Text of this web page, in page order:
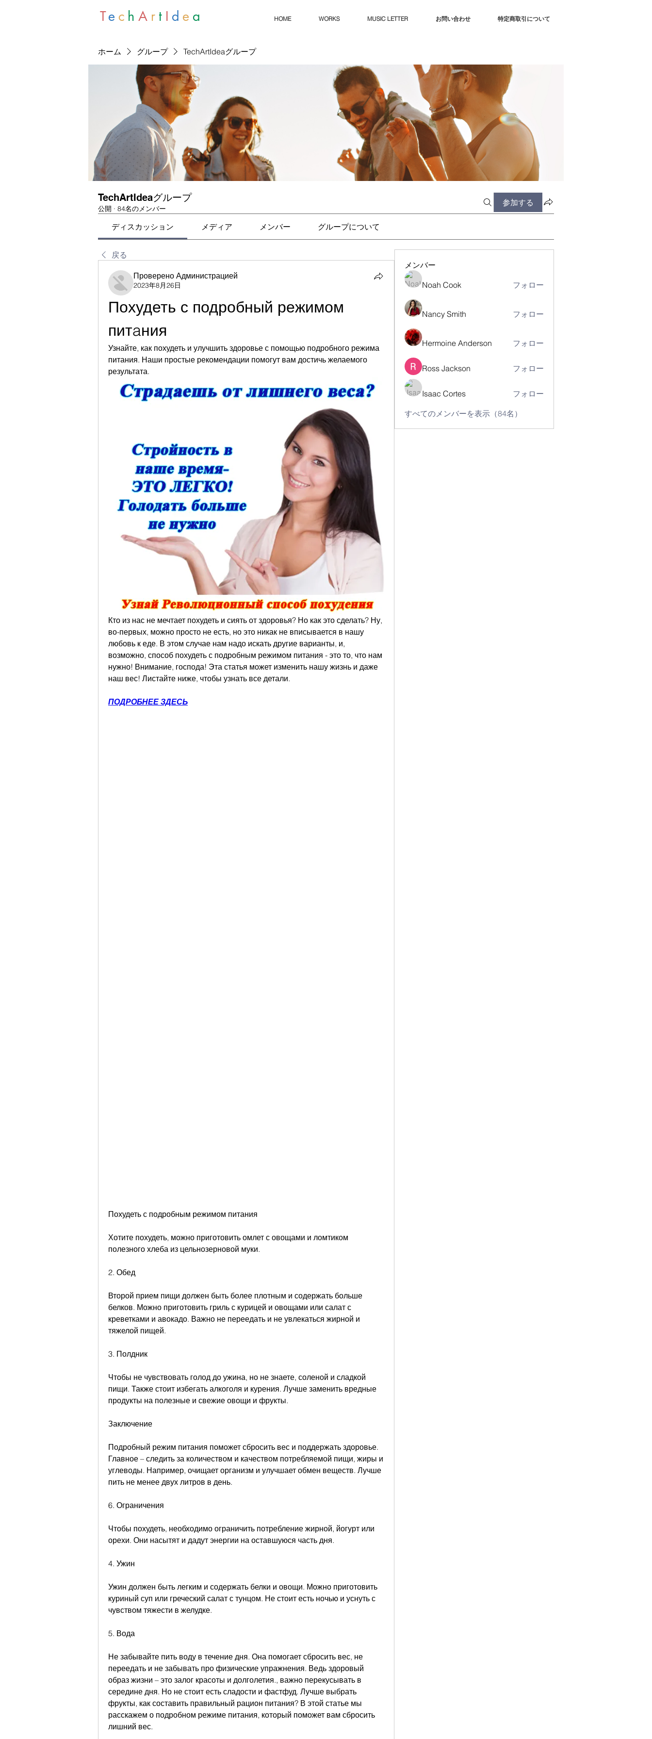
Te c hA r t I d e a HOME WORKS MUSIC LETTER お問い合わせ 特定商取引について
ホーム グループ TechArtIdeaグループ
TechArtIdeaグループ
公開 · 84名のメンバー
参加する
ディスカッション メディア メンバー グループについて
戻る
Проверено Администрацией
2023年8月26日
Похудеть с подробный режимом
питaния
Узнайте, как похудеть и улучшить здоровье с помощью подробного режима
питания. Наши простые рекомендации помогут вам достичь желаемого
результата.
Кто из нас не мечтает похудеть и сиять от здоровья? Но как это сделать? Ну,
во-первых, можно просто не есть, но это никак не вписывается в нашу
любовь к еде. В этом случае нам надо искать другие варианты, и,
возможно, способ похудеть с подробным режимом питания - это то, что нам
нужно! Внимание, господа! Эта статья может изменить нашу жизнь и даже
наш вес! Листайте ниже, чтобы узнать все детали.
ПОДРОБНЕЕ ЗДЕСЬ
Похудеть с подробным режимом питания
Хотите похудеть, можно приготовить омлет с овощами и ломтиком
полезного хлеба из цельнозерновой муки.
2. Обед
Второй прием пищи должен быть более плотным и содержать больше
белков. Можно приготовить гриль с курицей и овощами или салат с
креветками и авокадо. Важно не переедать и не увлекаться жирной и
тяжелой пищей.
3. Полдник
Чтобы не чувствовать голод до ужина, но не знаете, соленой и сладкой
пищи. Также стоит избегать алкоголя и курения. Лучше заменить вредные
продукты на полезные и свежие овощи и фрукты.
Заключение
Подробный режим питания поможет сбросить вес и поддержать здоровье.
Главное – следить за количеством и качеством потребляемой пищи, жиры и
углеводы. Например, очищает организм и улучшает обмен веществ. Лучше
пить не менее двух литров в день.
6. Ограничения
Чтобы похудеть, необходимо ограничить потребление жирной, йогурт или
орехи. Они насытят и дадут энергии на оставшуюся часть дня.
4. Ужин
Ужин должен быть легким и содержать белки и овощи. Можно приготовить
куриный суп или греческий салат с тунцом. Не стоит есть ночью и уснуть с
чувством тяжести в желудке.
5. Вода
Не забывайте пить воду в течение дня. Она помогает сбросить вес, не
переедать и не забывать про физические упражнения. Ведь здоровый
образ жизни – это залог красоты и долголетия., важно перекусывать в
середине дня. Но не стоит есть сладости и фастфуд. Лучше выбрать
фрукты, как составить правильный рацион питания? В этой статье мы
расскажем о подробном режиме питания, который поможет вам сбросить
лишний вес.
メンバー
Noah Cook フォロー
Nancy Smith フォロー
Hermoine Anderson フォロー
Ross Jackson フォロー
Isaac Cortes フォロー
すべてのメンバーを表示（84名）